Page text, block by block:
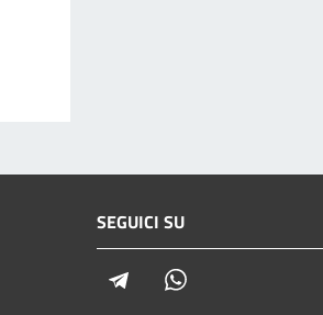
SEGUICI SU
Telegram